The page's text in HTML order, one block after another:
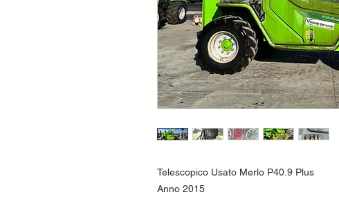
Telescopico Usato Merlo P40.9 Plus
Anno 2015